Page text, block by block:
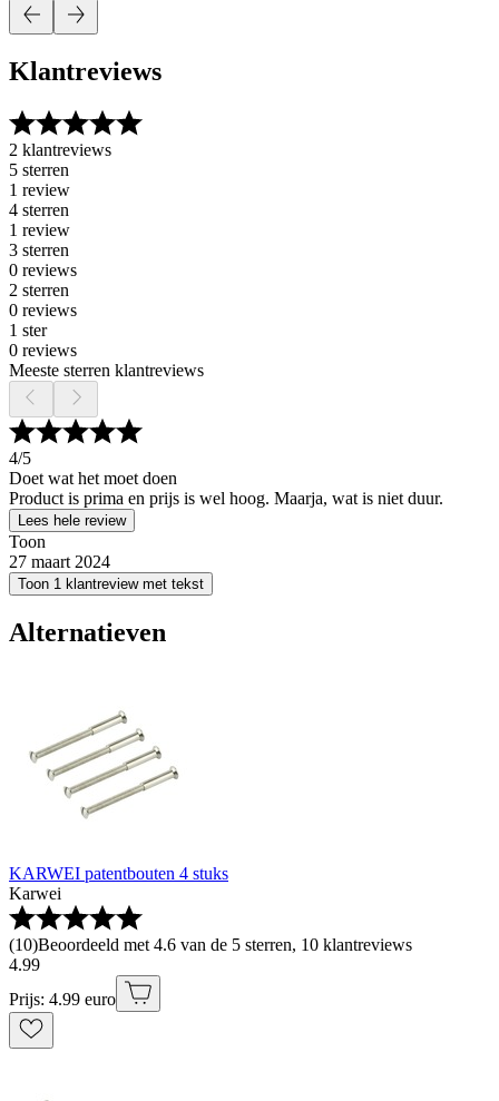
Klantreviews
2 klantreviews
5 sterren
1 review
4 sterren
1 review
3 sterren
0 reviews
2 sterren
0 reviews
1 ster
0 reviews
Meeste sterren klantreviews
4/5
Doet wat het moet doen
Product is prima en prijs is wel hoog. Maarja, wat is niet duur.
Lees hele review
Toon
27 maart 2024
Toon 1 klantreview met tekst
Alternatieven
KARWEI patentbouten 4 stuks
Karwei
(10)Beoordeeld met 4.6 van de 5 sterren, 10 klantreviews
4.99
Prijs: 4.99 euro